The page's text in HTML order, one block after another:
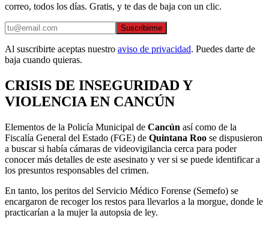
correo, todos los días. Gratis, y te das de baja con un clic.
Suscribirme
Al suscribirte aceptas nuestro aviso de privacidad. Puedes darte de
baja cuando quieras.
CRISIS DE INSEGURIDAD Y
VIOLENCIA EN CANCÚN
Elementos de la Policía Municipal de Cancún así como de la
Fiscalía General del Estado (FGE) de Quintana Roo se dispusieron
a buscar si había cámaras de videovigilancia cerca para poder
conocer más detalles de este asesinato y ver si se puede identificar a
los presuntos responsables del crimen.
En tanto, los peritos del Servicio Médico Forense (Semefo) se
encargaron de recoger los restos para llevarlos a la morgue, donde le
practicarían a la mujer la autopsia de ley.